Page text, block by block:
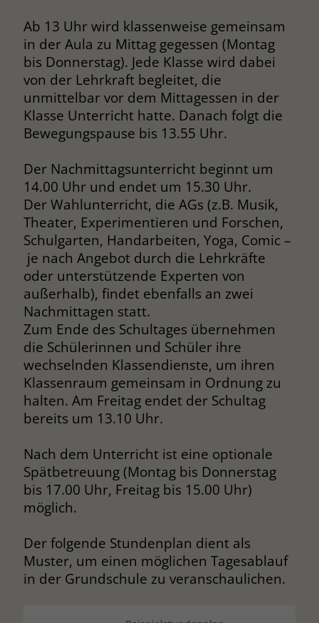
Ab 13 Uhr wird klassenweise gemeinsam
in der Aula zu Mittag gegessen (Montag
bis Donnerstag). Jede Klasse wird dabei
von der Lehrkraft begleitet, die
unmittelbar vor dem Mittagessen in der
Klasse Unterricht hatte. Danach folgt die
Bewegungspause bis 13.55 Uhr.
Der Nachmittagsunterricht beginnt um
14.00 Uhr und endet um 15.30 Uhr.
Der Wahlunterricht, die AGs (z.B. Musik,
Theater, Experimentieren und Forschen,
Schulgarten, Handarbeiten, Yoga, Comic –
je nach Angebot durch die Lehrkräfte
oder unterstützende Experten von
außerhalb), findet ebenfalls an zwei
Nachmittagen statt.
Zum Ende des Schultages übernehmen
die Schülerinnen und Schüler ihre
wechselnden Klassendienste, um ihren
Klassenraum gemeinsam in Ordnung zu
halten. Am Freitag endet der Schultag
bereits um 13.10 Uhr.
Nach dem Unterricht ist eine optionale
Spätbetreuung (Montag bis Donnerstag
bis 17.00 Uhr, Freitag bis 15.00 Uhr)
möglich.
Der folgende Stundenplan dient als
Muster, um einen möglichen Tagesablauf
in der Grundschule zu veranschaulichen.